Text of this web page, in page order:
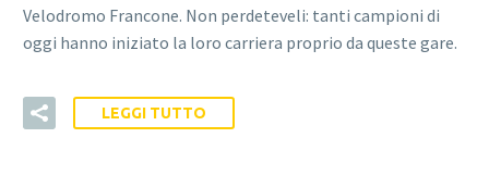
Velodromo Francone. Non perdeteveli: tanti campioni di
oggi hanno iniziato la loro carriera proprio da queste gare.
LEGGI TUTTO